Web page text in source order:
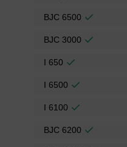
BJC 6500
BJC 3000
I 650
I 6500
I 6100
BJC 6200